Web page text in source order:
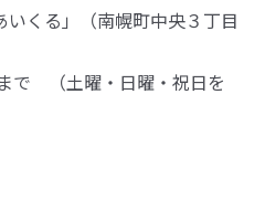
くる」（南幌町中央３丁目
で （土曜・日曜・祝日を